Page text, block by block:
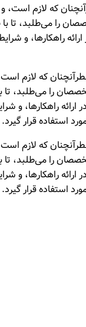
که لازم است، و
را می‌طلبد، تا با
راهکارها، و
که لازم
را می‌طلبد، تا
راهکارها، و
استفاده قرار گیرد.
که لازم
را می‌طلبد، تا
راهکارها، و
استفاده قرار گیرد.